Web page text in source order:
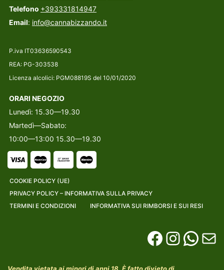
Telefono +393331814947
Email: info@cannabizzando.it
P.iva IT03636590543
REA: PG-303538
Licenza alcolici: PGM08819S del 10/01/2020
ORARI NEGOZIO
Lunedì: 15.30—19.30
Martedì—Sabato:
10:00—13:00 15.30—19.30
COOKIE POLICY (UE)
PRIVACY POLICY – INFORMATIVA SULLA PRIVACY
TERMINI E CONDIZIONI
INFORMATIVA SUI RIMBORSI E SUI RESI